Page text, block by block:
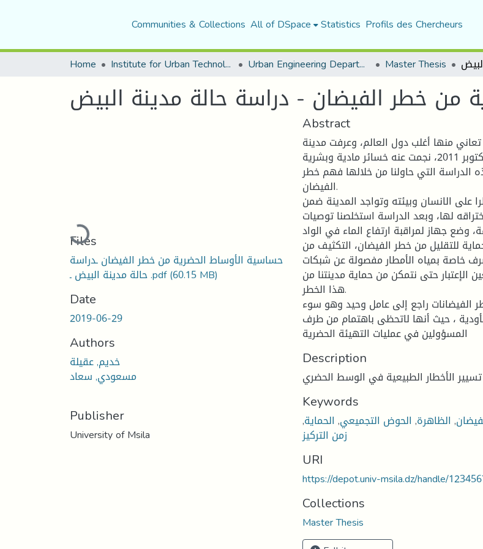
Communities & Collections All of DSpace Statistics Profils des Chercheurs
Home Institute for Urban Technology Management Urban Engineering Department Master Thesis
من خطر الفيضان - دراسة حالة مدينة البيض
Loading...
Files
حساسية الأوساط الحضرية من خطر الفيضان ـدراسة
حالة مدينة البيض ـ .pdf(60.15 MB)
Date
2019-06-29
Authors
خديم, عقيلة
مسعودي, سعاد
Publisher
University of Msila
Abstract
منها أغلب دول العالم، وعرفت مدينة
البيض عدة فيضانات أخطرها فيضان أكتوبر 2011، نجمت عنه خسائر مادية وبشرية
الدراسة التي حاولنا من خلالها فهم خطر
الفيضان.
الانسان وبيئته وتواجد المدينة ضمن
لها، وبعد الدراسة استخلصنا توصيات
وضع جهاز لمراقبة ارتفاع الماء في الواد
للتقليل من خطر الفيضان، التكثيف من
خاصة بمياه الأمطار مفصولة عن شبكات
الإعتبار حتى نتمكن من حماية مدينتنا من
هذا الخطر.
الفيضانات راجع إلى عامل وحيد وهو سوء
، حيث أنها لاتحظى باهتمام من طرف
المسؤولين في عمليات التهيئة الحضرية
Description
الأخطار الطبيعية في الوسط الحضري
Keywords
, الظاهرة, الحوض التجميعي, الحماية,
زمن التركيز
URI
https://depot.univ-msila.dz/handle/
Collections
Master Thesis